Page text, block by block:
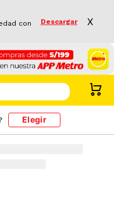
con
Descargar X
Elegir